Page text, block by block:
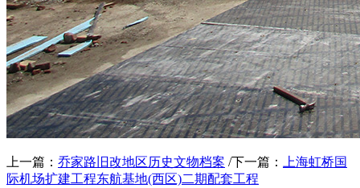
上一篇： 乔家路旧改地区历史文物档案 /下一篇： 上海虹桥国
际机场扩建工程东航基地(西区)二期配套工程